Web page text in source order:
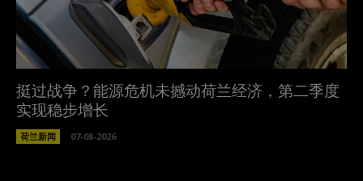
挺过战争？能源危机未撼动荷兰经济，第二季度
实现稳步增长
荷兰新闻 07-08-2026